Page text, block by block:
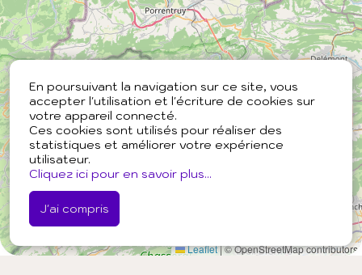
En poursuivant la navigation sur ce site, vous
accepter l'utilisation et l'écriture de cookies sur
votre appareil connecté.
Ces cookies sont utilisés pour réaliser des
statistiques et améliorer votre expérience
utilisateur.
Cliquez ici pour en savoir plus...
J'ai compris
Leaflet|© OpenStreetMap contributors